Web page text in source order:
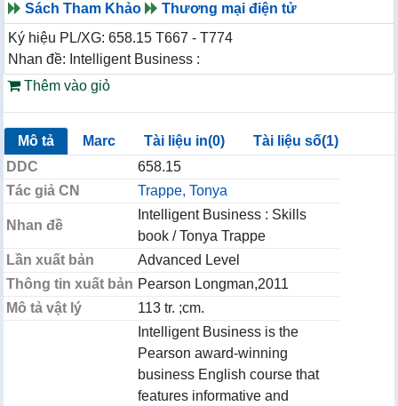
Sách Tham Khảo
Thương mại điện tử
Ký hiệu PL/XG: 658.15 T667 - T774
Nhan đề: Intelligent Business :
Thêm vào giỏ
Mô tả Marc Tài liệu in(0)
Tài liệu số(1)
DDC
658.15
Tác giả CN
Trappe, Tonya
Nhan đề
Intelligent Business : Skills
book / Tonya Trappe
Lần xuất bản
Advanced Level
Thông tin xuất bản Pearson Longman,2011
Mô tả vật lý
113 tr. ;cm.
Intelligent Business is the
Pearson award-winning
business English course that
features informative and